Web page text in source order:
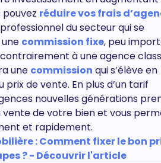
pouvez réduire vos frais
du secteur qui se
commission fixe, peu
à une agence
une commission qui s’élève en
prix de vente. En plus d’un tarif
nouvelles générations
de votre bien et vous
et rapidement.
: Comment fixer le bon
? - Découvrir l'article